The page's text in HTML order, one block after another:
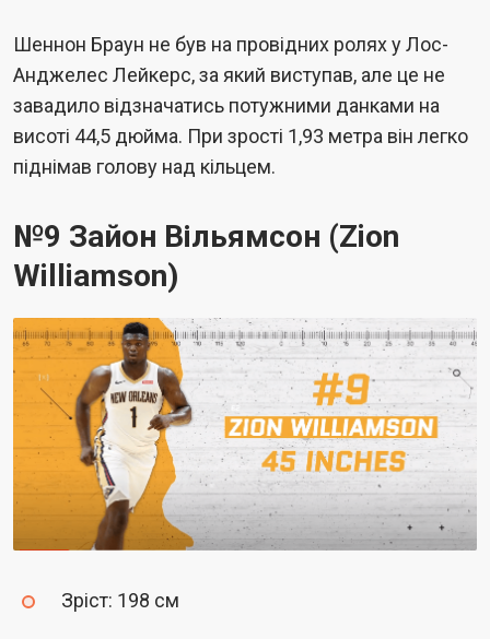
Шеннон Браун не був на провідних ролях у Лос-
Анджелес Лейкерс, за який виступав, але це не
завадило відзначатись потужними данками на
висоті 44,5 дюйма. При зрості 1,93 метра він легко
піднімав голову над кільцем.
№9 Зайон Вільямсон (Zion
Williamson)
Зріст: 198 см